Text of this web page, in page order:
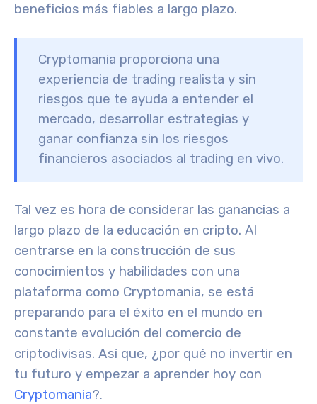
beneficios más fiables a largo plazo.
Cryptomania proporciona una
experiencia de trading realista y sin
riesgos que te ayuda a entender el
mercado, desarrollar estrategias y
ganar confianza sin los riesgos
financieros asociados al trading en vivo.
Tal vez es hora de considerar las ganancias a
largo plazo de la educación en cripto. Al
centrarse en la construcción de sus
conocimientos y habilidades con una
plataforma como Cryptomania, se está
preparando para el éxito en el mundo en
constante evolución del comercio de
criptodivisas. Así que, ¿por qué no invertir en
tu futuro y empezar a aprender hoy con
Cryptomania?.